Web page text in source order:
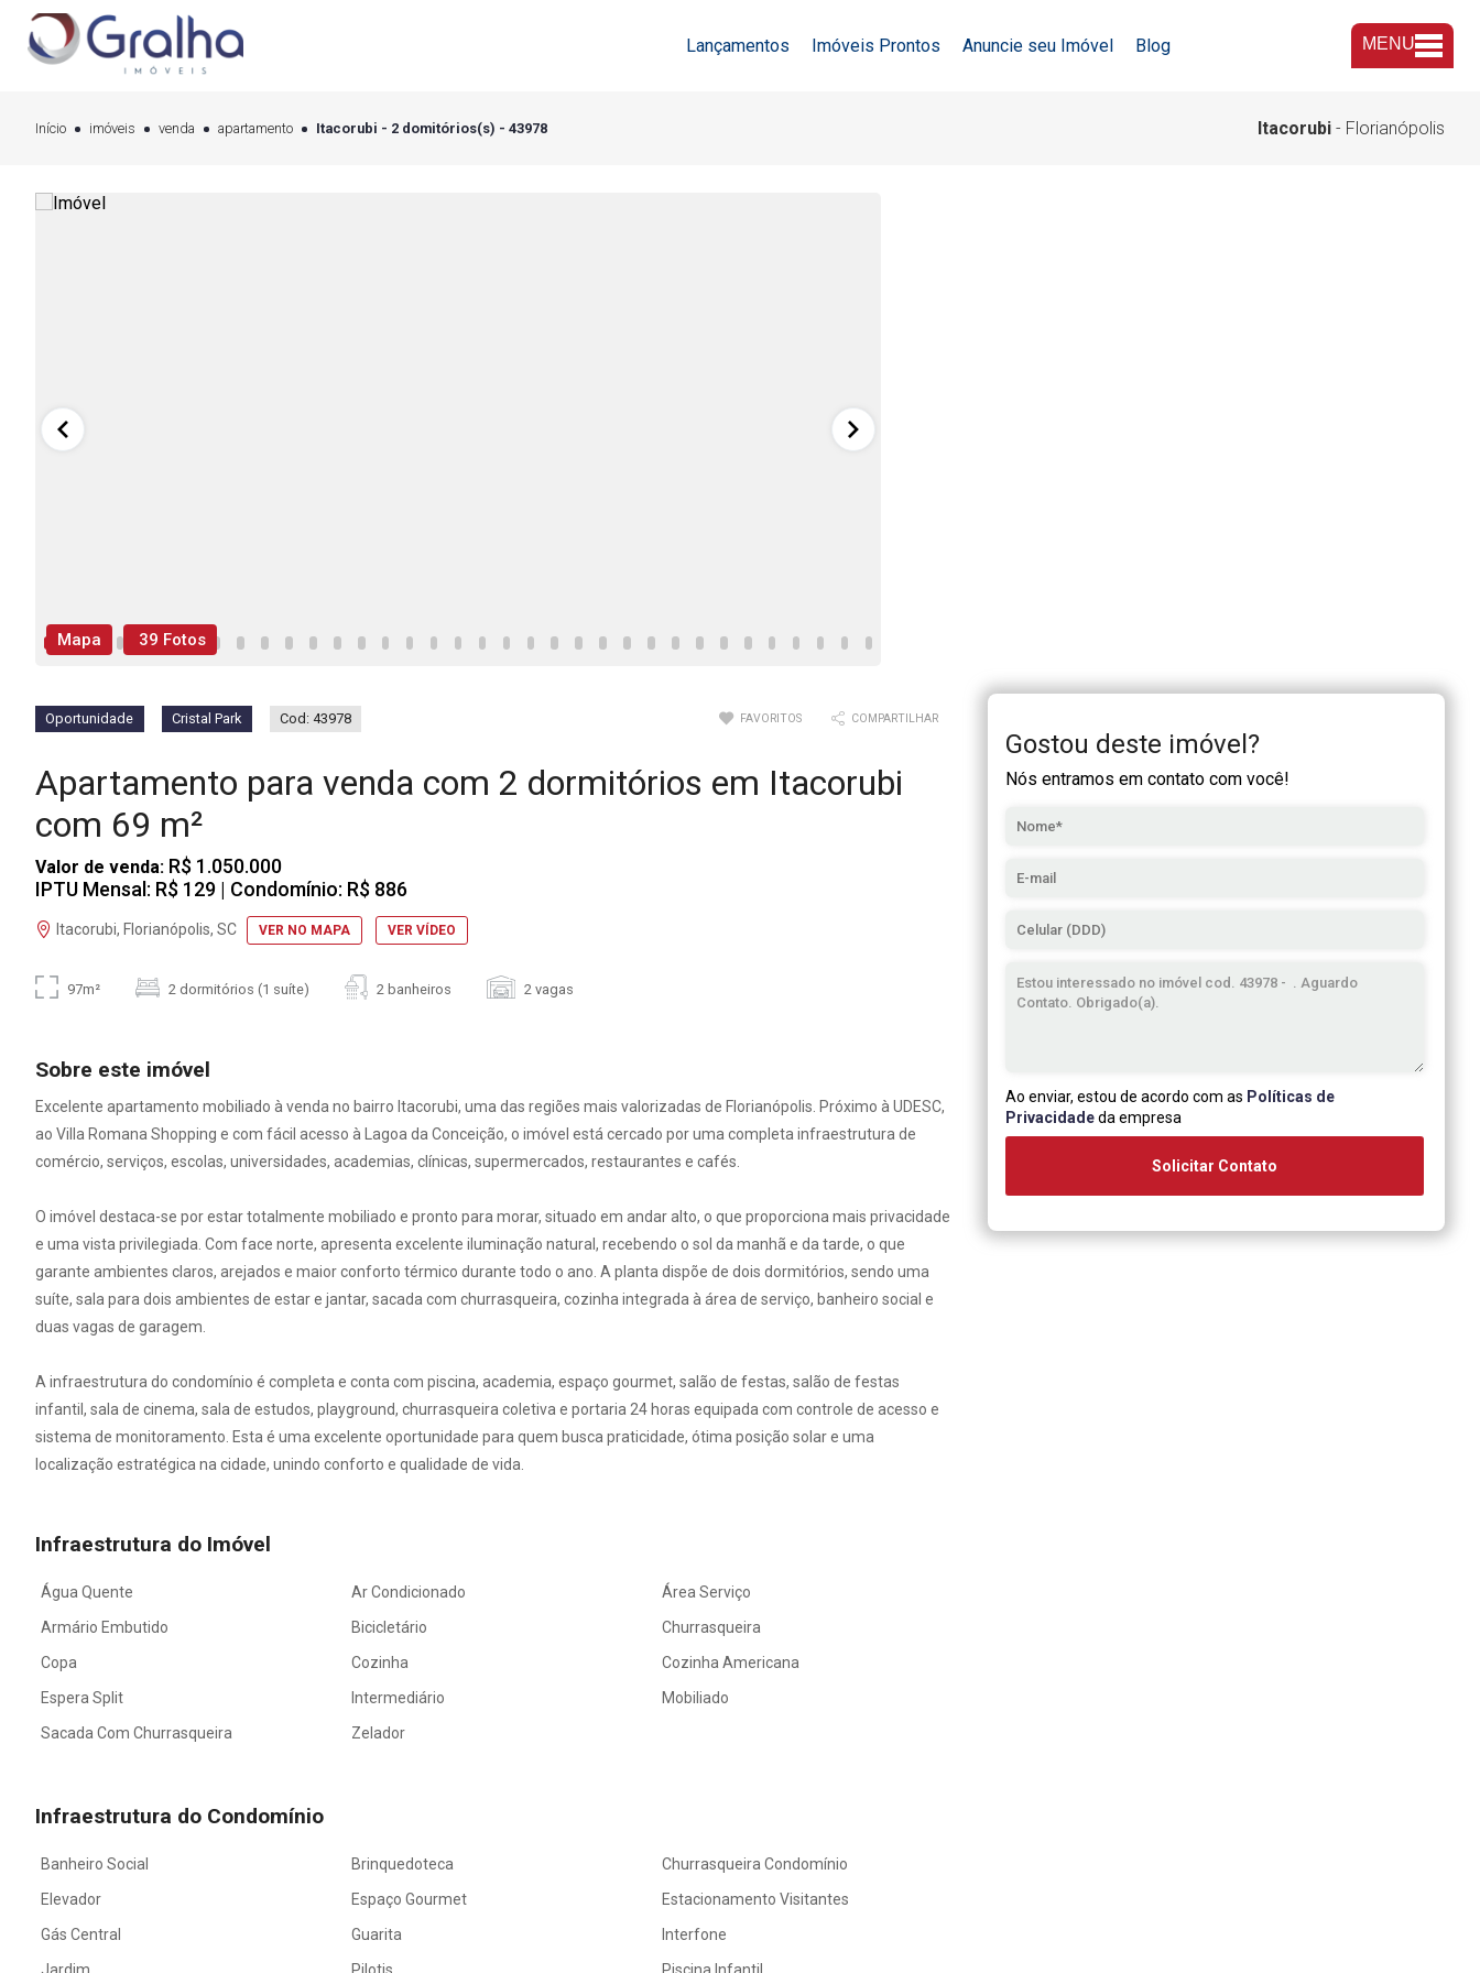
Lançamentos Imóveis Prontos Anuncie seu Imóvel Blog MENU
Início imóveis venda apartamento Itacorubi - 2 domitórios(s) - 43978 Itacorubi - Florianópolis
Mapa 39 Fotos
Oportunidade Cristal Park Cod: 43978 FAVORITOS COMPARTILHAR
Apartamento para venda com 2 dormitórios em Itacorubi
com 69 m²
Valor de venda: R$ 1.050.000
IPTU Mensal: R$ 129 | Condomínio: R$ 886
Itacorubi, Florianópolis, SC VER NO MAPA VER VÍDEO
97m² 2 dormitórios (1 suíte) 2 banheiros 2 vagas
Sobre este imóvel
Excelente apartamento mobiliado à venda no bairro Itacorubi, uma das regiões mais valorizadas de Florianópolis. Próximo à UDESC,
ao Villa Romana Shopping e com fácil acesso à Lagoa da Conceição, o imóvel está cercado por uma completa infraestrutura de
comércio, serviços, escolas, universidades, academias, clínicas, supermercados, restaurantes e cafés.
O imóvel destaca-se por estar totalmente mobiliado e pronto para morar, situado em andar alto, o que proporciona mais privacidade
e uma vista privilegiada. Com face norte, apresenta excelente iluminação natural, recebendo o sol da manhã e da tarde, o que
garante ambientes claros, arejados e maior conforto térmico durante todo o ano. A planta dispõe de dois dormitórios, sendo uma
suíte, sala para dois ambientes de estar e jantar, sacada com churrasqueira, cozinha integrada à área de serviço, banheiro social e
duas vagas de garagem.
A infraestrutura do condomínio é completa e conta com piscina, academia, espaço gourmet, salão de festas, salão de festas
infantil, sala de cinema, sala de estudos, playground, churrasqueira coletiva e portaria 24 horas equipada com controle de acesso e
sistema de monitoramento. Esta é uma excelente oportunidade para quem busca praticidade, ótima posição solar e uma
localização estratégica na cidade, unindo conforto e qualidade de vida.
Infraestrutura do Imóvel
Água Quente Ar Condicionado
Área Serviço
Armário Embutido
Bicicletário
Churrasqueira
Copa
Cozinha
Cozinha Americana
Espera Split
Intermediário
Mobiliado
Sacada Com Churrasqueira
Zelador
Infraestrutura do Condomínio
Banheiro Social Brinquedoteca
Churrasqueira Condomínio
Elevador
Espaço Gourmet
Estacionamento Visitantes
Gás Central
Guarita
Interfone
Gostou deste imóvel?
Nós entramos em contato com você!
Ao enviar, estou de acordo com as Políticas de
Privacidadeda empresa
Solicitar Contato